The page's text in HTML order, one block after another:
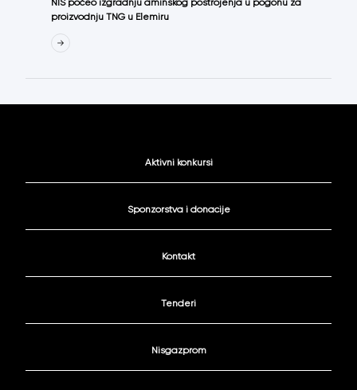
proizvodnju TNG u Elemiru
Aktivni konkursi
Sponzorstva i donacije
Kontakt
Tenderi
Nisgazprom